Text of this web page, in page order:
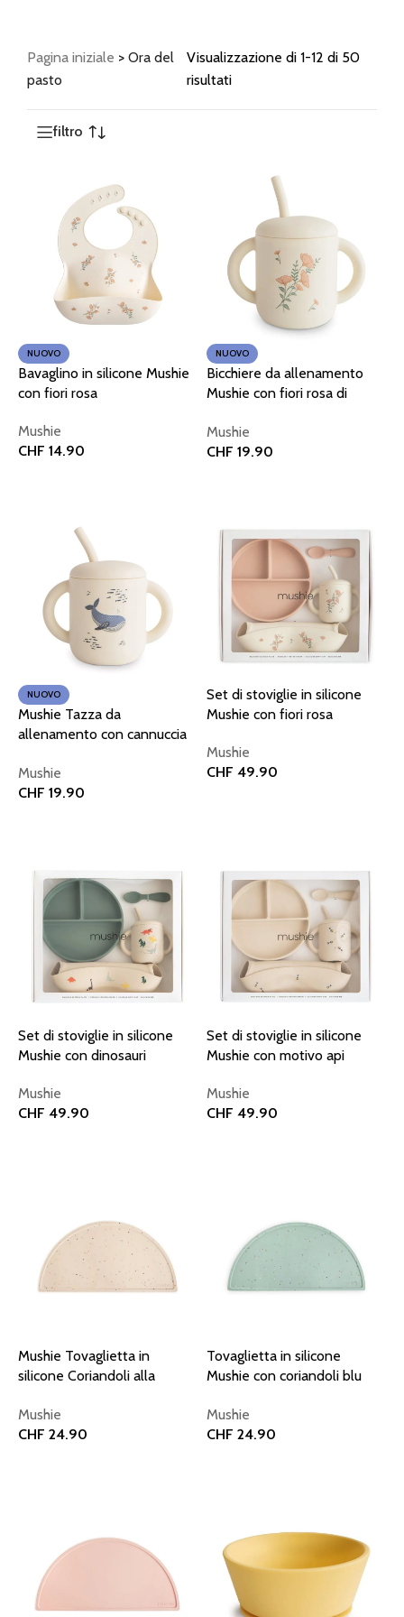
Pagina iniziale > Ora del
pasto
Visualizzazione di 1-12 di 50
risultati
filtro
NUOVO
Bavaglino in silicone Mushie
con fiori rosa
Mushie
CHF 14.90
NUOVO
Bicchiere da allenamento
Mushie con fiori rosa di
Mushie
CHF 19.90
NUOVO
Mushie Tazza da
allenamento con cannuccia
Mushie
CHF 19.90
Set di stoviglie in silicone
Mushie con fiori rosa
Mushie
CHF 49.90
Set di stoviglie in silicone
Mushie con dinosauri
Mushie
CHF 49.90
Set di stoviglie in silicone
Mushie con motivo api
Mushie
CHF 49.90
Mushie Tovaglietta in
silicone Coriandoli alla
Mushie
CHF 24.90
Tovaglietta in silicone
Mushie con coriandoli blu
Mushie
CHF 24.90